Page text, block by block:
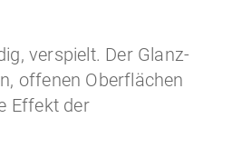
verspielt. Der Glanz-
offenen Oberflächen
Effekt der